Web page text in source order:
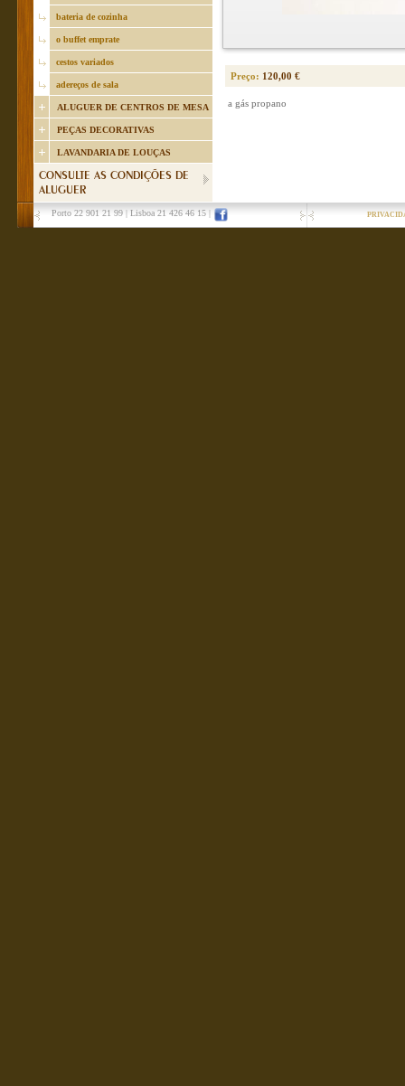
bateria de cozinha
o buffet emprate
cestos variados
adereços de sala
ALUGUER DE CENTROS DE MESA
PEÇAS DECORATIVAS
LAVANDARIA DE LOUÇAS
CONSULTE AS CONDIÇÕES DE
ALUGUER
Preço: 120,00 €
a gás propano
Porto 22 901 21 99 Lisboa 21 426 46 15